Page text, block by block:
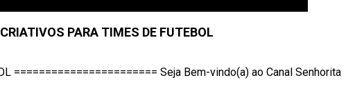
PARA TIMES DE FUTEBOL
======================= Seja Bem-vindo(a) ao Canal Senhorita